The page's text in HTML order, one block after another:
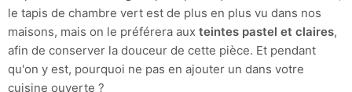
le tapis de chambre vert est de plus en plus vu dans nos
maisons, mais on le préférera aux teintes pastel et claires,
afin de conserver la douceur de cette pièce. Et pendant
qu'on y est, pourquoi ne pas en ajouter un dans votre
cuisine ouverte ?